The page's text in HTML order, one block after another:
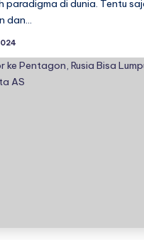
paradigma di dunia. Tentu
dan…